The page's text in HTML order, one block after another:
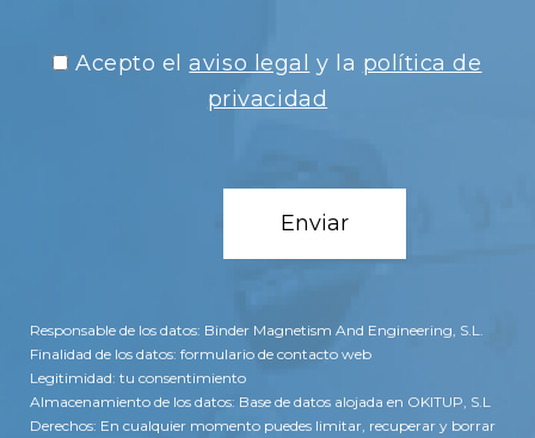
Acepto elaviso legal y la política de
privacidad
Responsable de los datos: Binder Magnetism And Engineering, S.L.
Finalidad de los datos: formulario de contacto web
Legitimidad: tu consentimiento
Almacenamiento de los datos: Base de datos alojada en OKITUP, S.L
Derechos: En cualquier momento puedes limitar, recuperar y borrar